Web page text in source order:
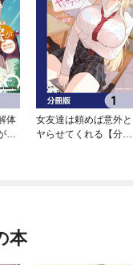
体
増
女友達は頼めば意外と
ヤらせてくれる【分冊
本